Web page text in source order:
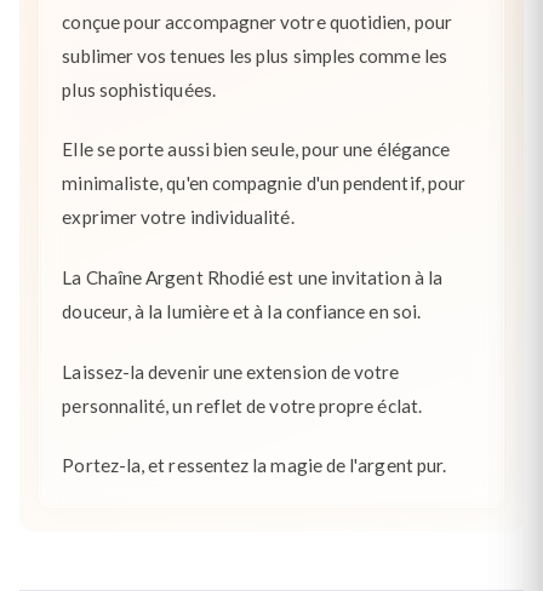
conçue pour accompagner votre quotidien, pour
sublimer vos tenues les plus simples comme les
plus sophistiquées.
Elle se porte aussi bien seule, pour une élégance
minimaliste, qu'en compagnie d'un pendentif, pour
exprimer votre individualité.
La Chaîne Argent Rhodié est une invitation à la
douceur, à la lumière et à la confiance en soi.
Laissez-la devenir une extension de votre
personnalité, un reflet de votre propre éclat.
Portez-la, et ressentez la magie de l'argent pur.